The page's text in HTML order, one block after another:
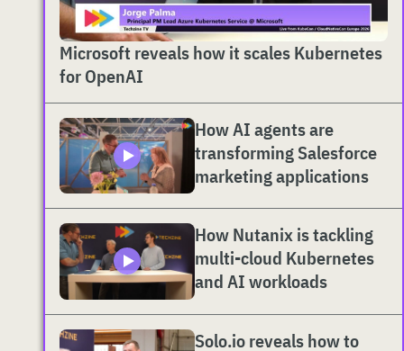
Microsoft reveals how it scales Kubernetes
for OpenAI
How AI agents are
transforming Salesforce
marketing applications
How Nutanix is tackling
multi-cloud Kubernetes
and AI workloads
Solo.io reveals how to